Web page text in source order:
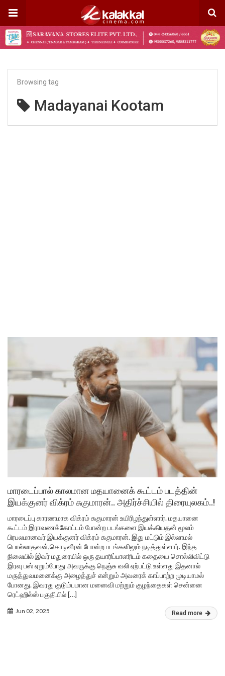
Browsing tag
Madayanai Kootam
மாரடைப்பால் காலமான மதயானைக் கூட்டம் படத்தின்
இயக்குனர் விக்ரம் சுகுமாரன்.. அதிர்ச்சியில் திரையுலகம்..!
மாரடைப்பு காரணமாக விக்ரம் சுகுமாரன் உயிரிழந்துள்ளார். மதயானை
கூட்டம் இராவணக்கோட்டம் போன்ற படங்களை இயக்கியதன் மூலம்
பிரபலமானவர் இயக்குனர் விக்ரம் சுகுமாரன். இது மட்டும் இல்லாமல்
பொல்லாதவன்,கொடிவீரன் போன்ற படங்களிலும் நடித்துள்ளார். இந்த
நிலையில் இவர் மதுரையில் ஒரு தயாரிப்பாளரிடம் கதையை சொல்லிவிட்டு
இரவு பஸ் ஏறும்போது அவருக்கு நெஞ்சு வலி ஏற்பட்டு உள்ளது இதனால்
மருத்துவமனைக்கு அழைத்துச் என்றும் அவரைக் காப்பாற்ற முடியாமல்
போனது. இவரது குடும்பமான மனைவி மற்றும் குழந்தைகள் சென்னை
ரெட்ஹில்ஸ் பகுதியில் […]
Jun 02, 2025 Read more